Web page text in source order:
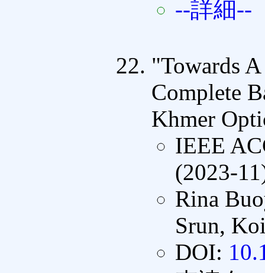
--詳細--
"Towards
Complete
Khmer
IEEE
(2023-
Rina
Srun,
DOI: